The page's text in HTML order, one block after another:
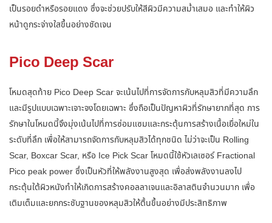
เป็นรอยดำหรือรอยแดง ซึ่งจะช่วยปรับให้สีผิวมีความสม่ำเสมอ และทำให้ผิว
หน้าดูกระจ่างใสขึ้นอย่างชัดเจน
Pico Deep Scar
โหมดสุดท้าย Pico Deep Scar จะเน้นไปที่การจัดการกับหลุมสิวที่มีความลึก
และมีรูปแบบเฉพาะเจาะจงโดยเฉพาะ ซึ่งถือเป็นปัญหาผิวที่รักษายากที่สุด การ
รักษาในโหมดนี้จึงมุ่งเน้นไปที่การซ่อมแซมและกระตุ้นการสร้างเนื้อเยื่อใหม่ใน
ระดับที่ลึก เพื่อให้สามารถจัดการกับหลุมสิวได้ทุกชนิด ไม่ว่าจะเป็น Rolling
Scar, Boxcar Scar, หรือ Ice Pick Scar โหมดนี้ใช้หัวเลเซอร์ Fractional
Pico peak power ซึ่งเป็นหัวที่ให้พลังงานสูงสุด เพื่อส่งพลังงานลงไป
กระตุ้นใต้ผิวหนังทำให้เกิดการสร้างคอลลาเจนและอิลาสตินจำนวนมาก เพื่อ
เติมเต็มและยกกระชับฐานของหลุมสิวให้ตื้นขึ้นอย่างมีประสิทธิภาพ